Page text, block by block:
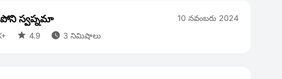
స్వప్నమా
 4.9  3 నిమిషాలు
10 నవంబరు 2024